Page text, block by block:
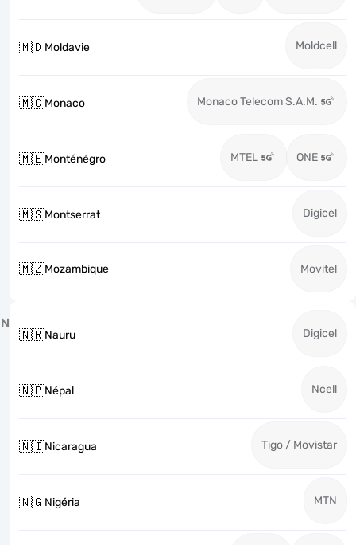
🇲🇩Moldavie Moldcell
🇲🇨Monaco Monaco Telecom S.A.M.
🇲🇪Monténégro MTEL ONE
🇲🇸Montserrat Digicel
🇲🇿Mozambique Movitel
N
🇳🇷Nauru Digicel
🇳🇵Népal Ncell
🇳🇮Nicaragua Tigo / Movistar
🇳🇬Nigéria MTN